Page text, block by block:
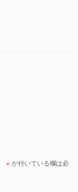
※ が付いている欄は必